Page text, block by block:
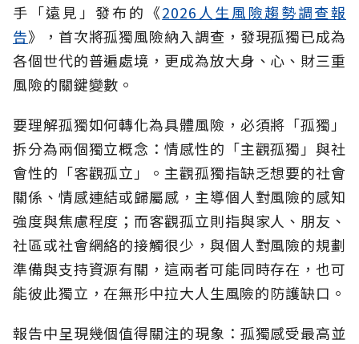
手「遠見」發布的《2026人生風險趨勢調查報
告》，首次將孤獨風險納入調查，發現孤獨已成為
各個世代的普遍處境，更成為放大身、心、財三重
風險的關鍵變數。
要理解孤獨如何轉化為具體風險，必須將「孤獨」
拆分為兩個獨立概念：情感性的「主觀孤獨」與社
會性的「客觀孤立」。主觀孤獨指缺乏想要的社會
關係、情感連結或歸屬感，主導個人對風險的感知
強度與焦慮程度；而客觀孤立則指與家人、朋友、
社區或社會網絡的接觸很少，與個人對風險的規劃
準備與支持資源有關，這兩者可能同時存在，也可
能彼此獨立，在無形中拉大人生風險的防護缺口。
報告中呈現幾個值得關注的現象：孤獨感受最高並